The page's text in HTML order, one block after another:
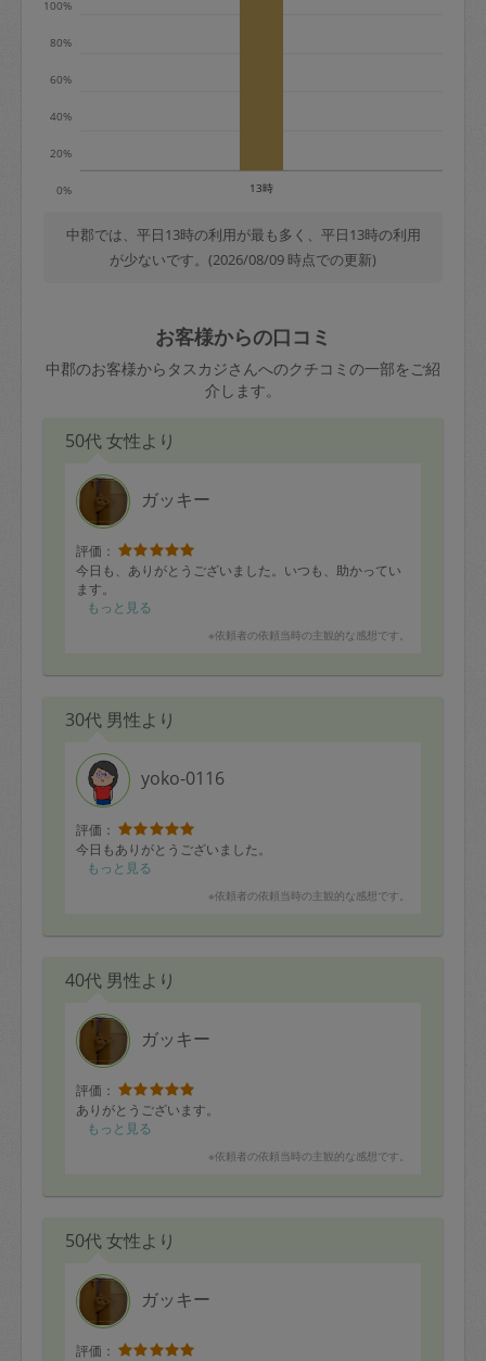
定期依頼1回（3時間）の金額とスポット
1回（3時間）依頼した場合の金額の差額
0%
20%
40%
60%
80%
100%
13時
中郡では、平日13時の利用が最も多く、平日13時の利用
が少ないです。(2026/08/09 時点での更新)
お客様からの口コミ
中郡のお客様からタスカジさんへのクチコミの一部をご紹
介します。
50代 女性より
ガッキー
評価：
今日も、ありがとうございました。いつも、助かってい
ます。
もっと見る
※依頼者の依頼当時の主観的な感想です。
30代 男性より
yoko-0116
評価：
今日もありがとうございました。
もっと見る
※依頼者の依頼当時の主観的な感想です。
40代 男性より
ガッキー
評価：
ありがとうございます。
もっと見る
※依頼者の依頼当時の主観的な感想です。
50代 女性より
ガッキー
評価：